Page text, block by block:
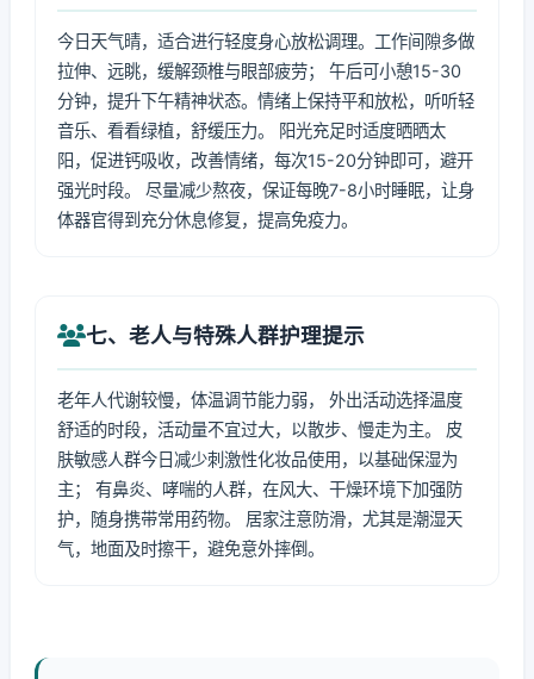
今日天气晴，适合进行轻度身心放松调理。工作间隙多做
拉伸、远眺，缓解颈椎与眼部疲劳； 午后可小憩15-30
分钟，提升下午精神状态。情绪上保持平和放松，听听轻
音乐、看看绿植，舒缓压力。 阳光充足时适度晒晒太
阳，促进钙吸收，改善情绪，每次15-20分钟即可，避开
强光时段。 尽量减少熬夜，保证每晚7-8小时睡眠，让身
体器官得到充分休息修复，提高免疫力。
七、老人与特殊人群护理提示
老年人代谢较慢，体温调节能力弱， 外出活动选择温度
舒适的时段，活动量不宜过大，以散步、慢走为主。 皮
肤敏感人群今日减少刺激性化妆品使用，以基础保湿为
主； 有鼻炎、哮喘的人群，在风大、干燥环境下加强防
护，随身携带常用药物。 居家注意防滑，尤其是潮湿天
气，地面及时擦干，避免意外摔倒。